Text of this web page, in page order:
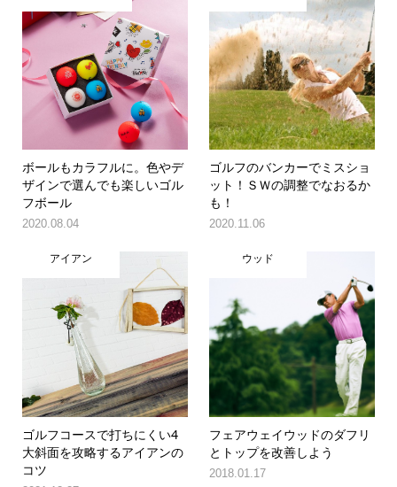
ボールもカラフルに。色やデ
ザインで選んでも楽しいゴル
フボール
2020.08.04
ゴルフのバンカーでミスショ
ット！ＳＷの調整でなおるか
も！
2020.11.06
アイアン
ゴルフコースで打ちにくい4
大斜面を攻略するアイアンの
コツ
ウッド
フェアウェイウッドのダフリ
とトップを改善しよう
2018.01.17